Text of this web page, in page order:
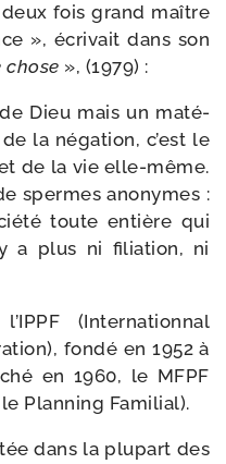
fois grand maître
», écri­vait dans son
chose », (1979) :
Dieu mais un maté­
la néga­tion, c’est le
de la vie elle-​même.
spermes ano­nymes :
toute entière qui
a plus ni filia­tion, ni
(Internationnal
fon­dé en 1952 à
en 1960, le MFPF
Planning Familial).
dans la plu­part des